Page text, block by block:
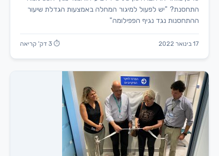
התחסנת? "יש לפעול למיגור המחלה באמצעות הגדלת שיעור
ההתחסנות נגד נגיף הפפילומה"
17 בינואר 2022 ⏱ 3 דק' קריאה